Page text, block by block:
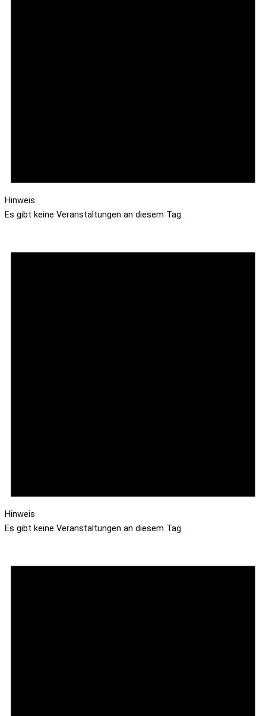
Hinweis
Es gibt keine Veranstaltungen an diesem Tag.
Hinweis
Es gibt keine Veranstaltungen an diesem Tag.